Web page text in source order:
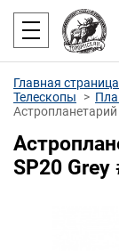
Главная страница
Телескопы
SP20 Grey